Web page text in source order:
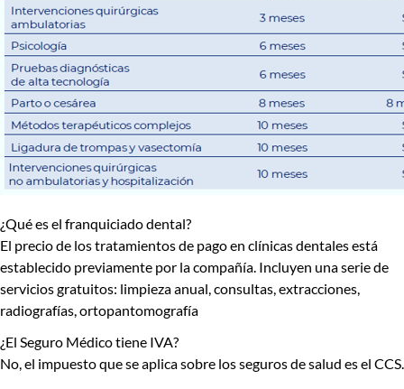
¿Qué es el franquiciado dental?
El precio de los tratamientos de pago en clínicas dentales está
establecido previamente por la compañía. Incluyen una serie de
servicios gratuitos: limpieza anual, consultas, extracciones,
radiografías, ortopantomografía
¿El Seguro Médico tiene IVA?
No, el impuesto que se aplica sobre los seguros de salud es el CCS.